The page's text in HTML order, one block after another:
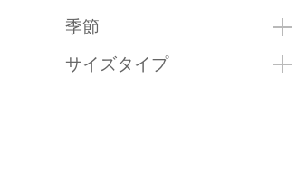
季節
サイズタイプ